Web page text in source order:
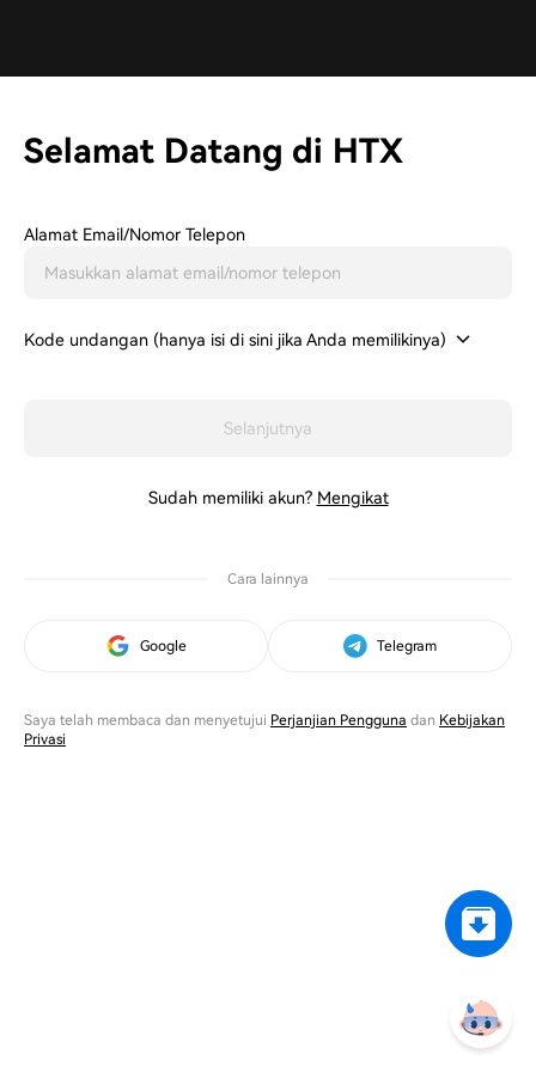
Selamat Datang di HTX
Alamat Email/Nomor Telepon
Kode undangan (hanya isi di sini jika Anda memilikinya)
Selanjutnya
Sudah memiliki akun? Mengikat
Cara lainnya
Google Telegram
Saya telah membaca dan menyetujui Perjanjian Pengguna dan Kebijakan
Privasi